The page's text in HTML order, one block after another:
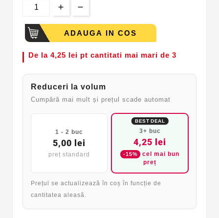
ADAUGA IN COS
De la 4,25 lei pt cantitati mai mari de 3
Reduceri la volum
Cumpără mai mult și prețul scade automat
1 - 2 buc
5,00 lei
preț standard
BEST DEAL
3+ buc
4,25 lei
-15%
cel mai bun
preț
Prețul se actualizează în coș în funcție de
cantitatea aleasă.